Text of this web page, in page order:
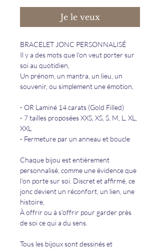
Je le veux
BRACELET JONC PERSONNALISÉ
Il y a des mots que l'on veut porter sur
soi au quotidien,
Un prénom, un mantra, un lieu, un
souvenir, ou simplement une émotion,
- OR Laminé 14 carats (Gold Filled)
- 7 tailles proposées XXS, XS, S, M, L, XL,
XXL
- Fermeture par un anneau et boucle
Chaque bijou est entièrement
personnalisé, comme une évidence que
l'on porte sur soi. Discret et affirmé, ce
jonc devient un réconfort, un lien, une
histoire,
À offrir ou à s'offrir pour garder près
de soi ce qui a du sens.
Tous les bijoux sont dessinés et